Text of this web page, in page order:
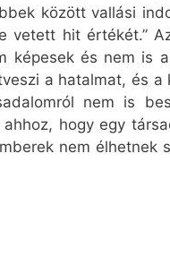
között vallási
vetett hit értékét.”
képesek és nem is
a hatalmat, és a
nem is
hogy egy
nem élhetnek